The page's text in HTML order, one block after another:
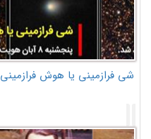
شی فرازمینی یا هوش فرازمینی